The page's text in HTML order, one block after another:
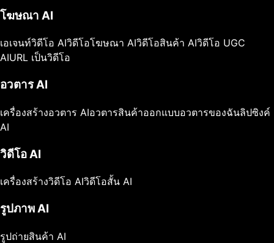
โฆษณา AI
เอเจนท์วิดีโอ AIวิดีโอโฆษณา AIวิดีโอสินค้า AIวิดีโอ UGC
AIURL เป็นวิดีโอ
อวตาร AI
เครื่องสร้างอวตาร AIอวตารสินค้าออกแบบอวตารของฉันลิปซิงค์
AI
วิดีโอ AI
เครื่องสร้างวิดีโอ AIวิดีโอสั้น AI
รูปภาพ AI
รูปถ่ายสินค้า AI